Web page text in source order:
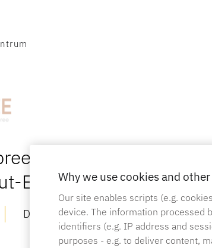
Duty Free nahtlose,
Erlebnisse geschaffen
Datum:14. OKTOBER 2025
Why we use cookies and
Our site enables scripts (e.g.
device. The information processed
identifiers (e.g. IP address and
purposes - e.g. to deliver content,